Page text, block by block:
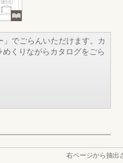
でごらんいただけます。カ
くりながらカタログをごら
右ページから抽出